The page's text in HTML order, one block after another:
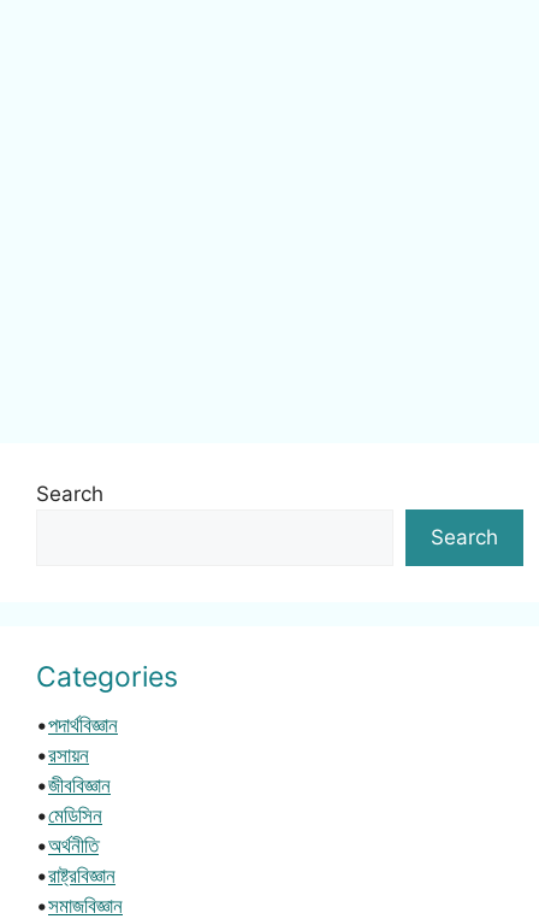
Search
Search
Categories
•পদার্থবিজ্ঞান
•রসায়ন
•জীববিজ্ঞান
•মেডিসিন
•অর্থনীতি
•রাষ্ট্রবিজ্ঞান
•সমাজবিজ্ঞান